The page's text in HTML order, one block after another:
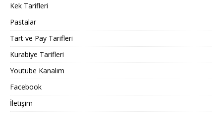
Kek Tarifleri
Pastalar
Tart ve Pay Tarifleri
Kurabiye Tarifleri
Youtube Kanalım
Facebook
İletişim